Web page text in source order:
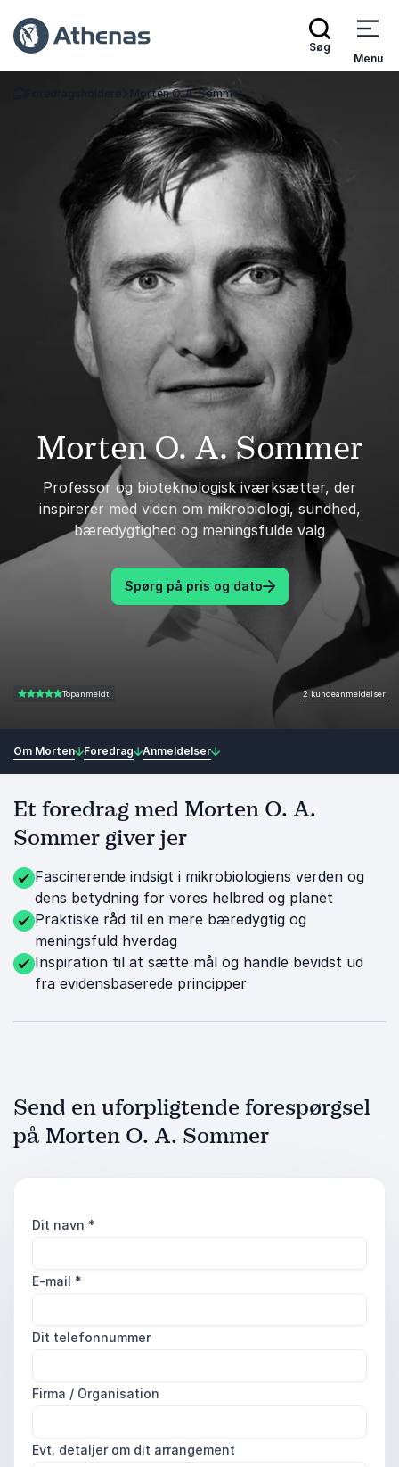
Søg
Menu
Morten O. A. Sommer
Morten O. A. Sommer
Professor og bioteknologisk iværksætter, der
inspirerer med viden om mikrobiologi, sundhed,
bæredygtighed og meningsfulde valg
Spørg på pris og dato
5.00 ud af 5Topanmeldt! 2 kundeanmeldelser
Om Morten Foredrag Anmeldelser
Et foredrag med Morten O. A.
Sommer giver jer
Fascinerende indsigt i mikrobiologiens verden og
dens betydning for vores helbred og planet
Praktiske råd til en mere bæredygtig og
meningsfuld hverdag
Inspiration til at sætte mål og handle bevidst ud
fra evidensbaserede principper
Send en uforpligtende forespørgsel
på Morten O. A. Sommer
Dit navn *
E-mail *
Dit telefonnummer
Firma / Organisation
Evt. detaljer om dit arrangement